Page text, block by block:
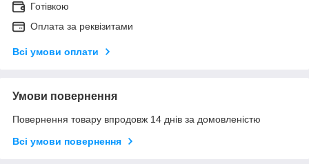
Готівкою
Оплата за реквізитами
Всі умови оплати
Умови повернення
Повернення товару впродовж 14 днів за домовленістю
Всі умови повернення